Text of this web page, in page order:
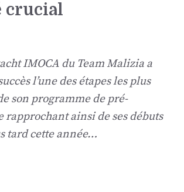
crucial
IMOCA du Team Malizia a
l’une des étapes les plus
son programme de pré-
rapprochant ainsi de ses débuts
tard cette année…